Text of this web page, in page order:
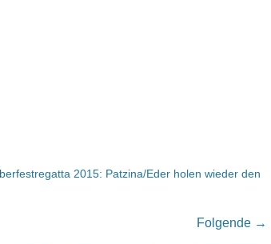
2015: Patzina/Eder holen wieder den
Folgende →